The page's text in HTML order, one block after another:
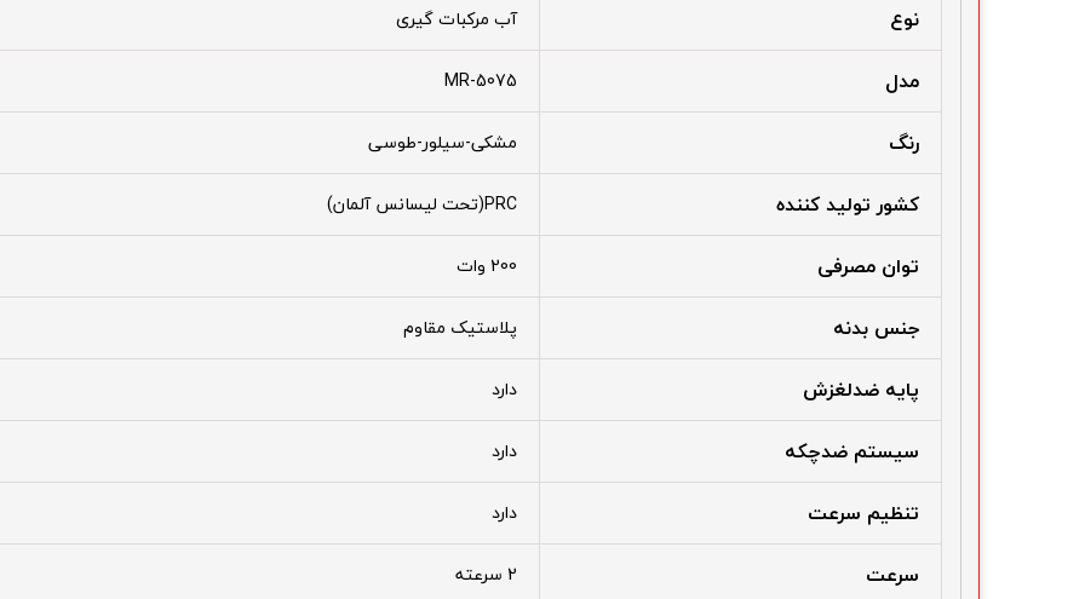
نوع آب مرکبات گیری
مدل MR-5075
رنگ مشکی-سیلور-طوسی
کشور تولید کننده PRC(تحت لیسانس آلمان)
توان مصرفی 200 وات
جنس بدنه پلاستیک مقاوم
پایه ضدلغزش دارد
سیستم ضدچکه دارد
تنظیم سرعت دارد
سرعت 2 سرعته